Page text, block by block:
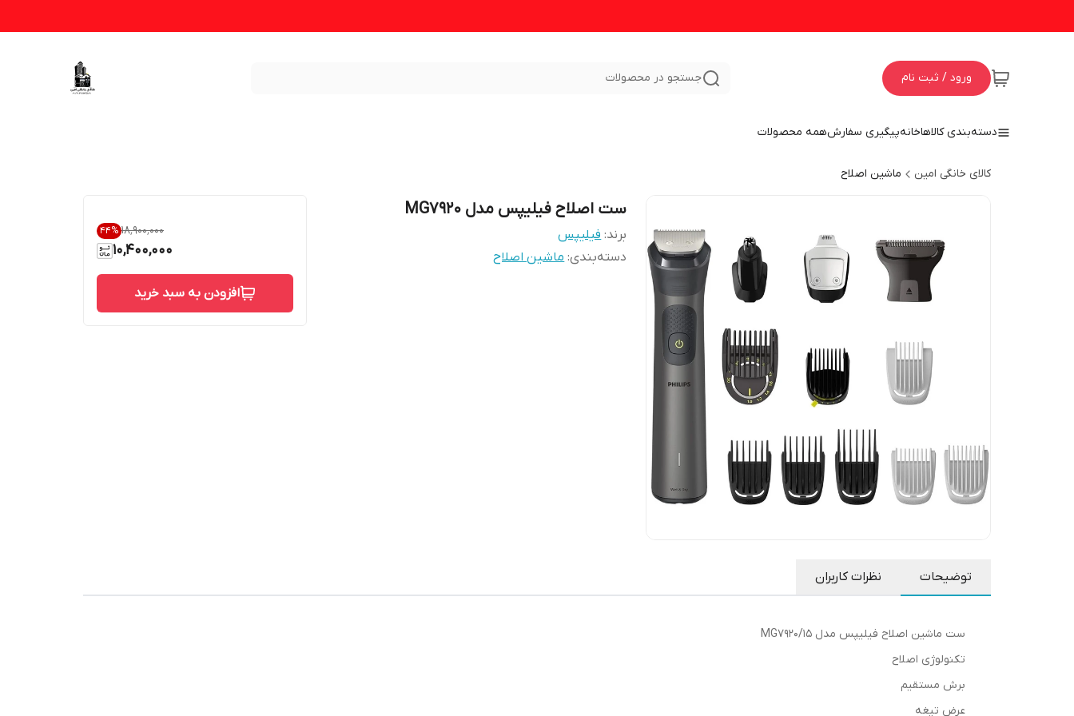
ورود / ثبت نام جستجو در محصولات
دسته‌بندی کالاهاخانهپیگیری سفارشهمه محصولات
کالای خانگی امین ماشین اصلاح
ست اصلاح فیلیپس مدل MG7920
برند: فیلیپس
دسته‌بندی:ماشین اصلاح
۱۸٬۹۰۰٬۰۰۰ 44%
10,400,000
افزودن به سبد خرید
توضیحات نظرات کاربران
ست ماشین اصلاح فیلیپس مدل MG7920/15
تکنولوژی اصلاح
برش مستقیم
عرض تیغه